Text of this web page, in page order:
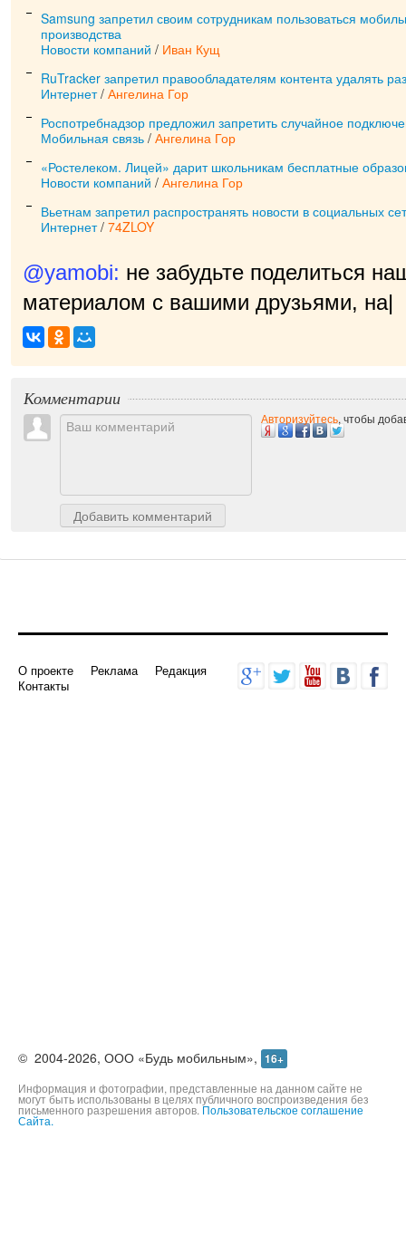
Samsung запретил своим сотрудникам пользоваться
производства
Новости компаний / Иван Кущ
RuTracker запретил правообладателям контента удалять
Интернет/ Ангелина Гор
Роспотребнадзор предложил запретить случайное
Мобильная связь / Ангелина Гор
«Ростелеком. Лицей» дарит школьникам бесплатные
Новости компаний / Ангелина Гор
Вьетнам запретил распространять новости в социальных
Интернет/ 74ZLOY
@yamobi: не забудьте поделиться
материалом с вашими друзьями, нам
Комментарии
Добавить комментарий
Авторизуйтесь, чтобы
О проекте Реклама
Редакция
Контакты
© 2004-2026, ООО «Будь мобильным», 16+
Информация и фотографии, представленные на данном сайте не
могут быть использованы в целях публичного воспроизведения без
письменного разрешения авторов. Пользовательское соглашение
Сайта.